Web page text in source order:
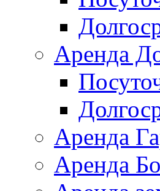
Аренда
Аренда
Аренда